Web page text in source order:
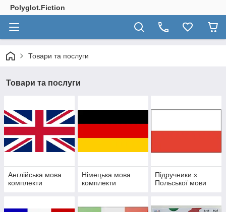
Polyglot.Fiction
Товари та послуги
Товари та послуги
Англійська мова
комплекти
Німецька мова
комплекти
Підручники з
Польської мови